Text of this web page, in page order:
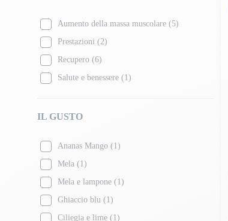
Aumento della massa muscolare (5)
Prestazioni (2)
Recupero (6)
Salute e benessere (1)
IL GUSTO
Ananas Mango (1)
Mela (1)
Mela e lampone (1)
Ghiaccio blu (1)
Ciliegia e lime (1)